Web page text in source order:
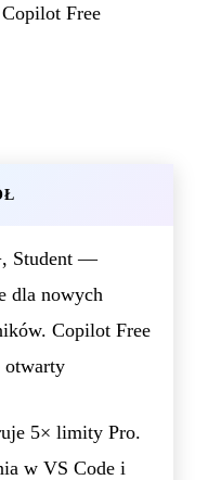
Free
Student —
dla nowych
Copilot Free
otwarty
5× limity Pro.
w VS Code i